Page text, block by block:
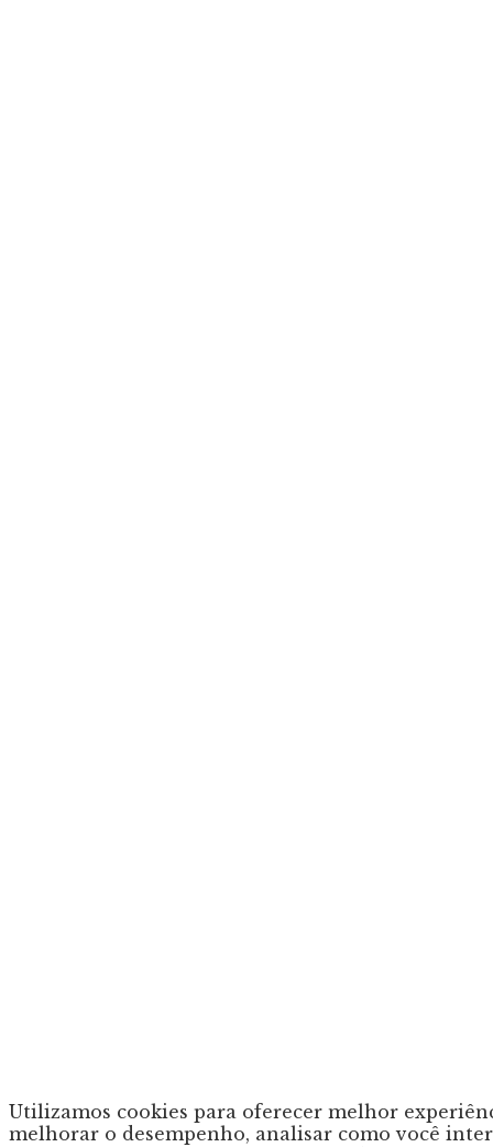
Utilizamos cookies para oferecer melhor
melhorar o desempenho, analisar como você